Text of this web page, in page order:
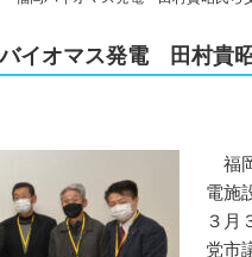
イオマス発電 田村貴
福
電施
３月
党市